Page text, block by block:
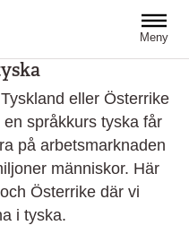
Meny
eller Österrike
språkkurs tyska får
på arbetsmarknaden
människor. Här
Österrike där vi
i tyska.